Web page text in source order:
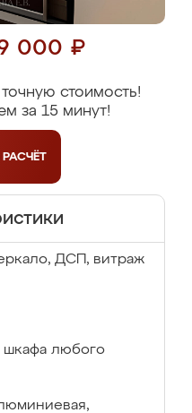
000 ₽
стоимость!
за 15 минут!
РАСЧЁТ
ДСП, витраж
шкафа любого